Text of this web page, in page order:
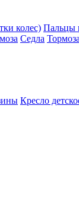
колес) Пальцы
Седла
Кресло